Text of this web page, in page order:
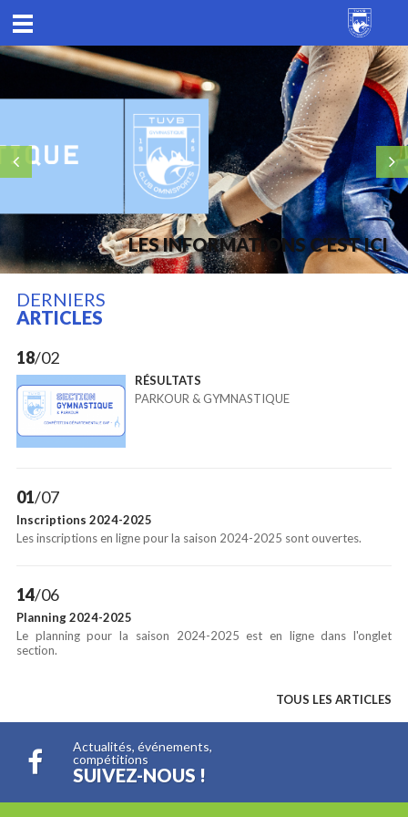
LES INFORMATIONS C'EST ICI
DERNIERS
ARTICLES
18/02
RÉSULTATS
PARKOUR & GYMNASTIQUE
01/07
Inscriptions 2024-2025
Les inscriptions en ligne pour la saison 2024-2025 sont ouvertes.
14/06
Planning 2024-2025
Le planning pour la saison 2024-2025 est en ligne dans l'onglet
section.
TOUS LES ARTICLES
Actualités, événements,
compétitions
SUIVEZ-NOUS !